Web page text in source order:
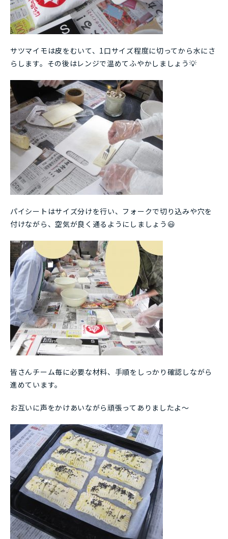
サツマイモは皮をむいて、1口サイズ程度に切ってから水にさ
らします。その後はレンジで温めてふやかしましょう💡
パイシートはサイズ分けを行い、フォークで切り込みや穴を
付けながら、空気が良く通るようにしましょう😃
皆さんチーム毎に必要な材料、手順をしっかり確認しながら
進めています。
お互いに声をかけあいながら頑張ってありましたよ～